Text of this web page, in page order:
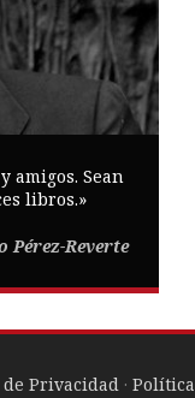
amigos. Sean
libros.»
Reverte
Privacidad · Política